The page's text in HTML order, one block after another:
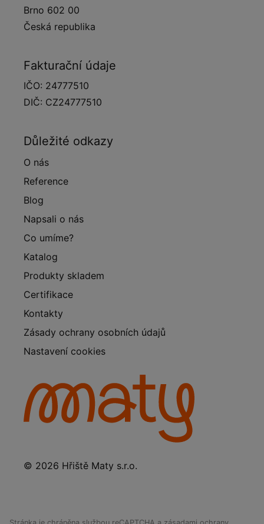
Brno 602 00
Česká republika
Fakturační údaje
IČO: 24777510
DIČ: CZ24777510
Důležité odkazy
O nás
Reference
Blog
Napsali o nás
Co umíme?
Katalog
Produkty skladem
Certifikace
Kontakty
Zásady ochrany osobních údajů
Nastavení cookies
© 2026 Hřiště Maty s.r.o.